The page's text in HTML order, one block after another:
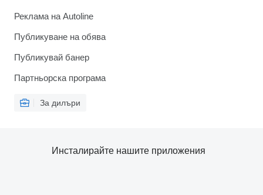
Реклама на Autoline
Публикуване на обява
Публикувай банер
Партньорска програма
За дилъри
Инсталирайте нашите приложения